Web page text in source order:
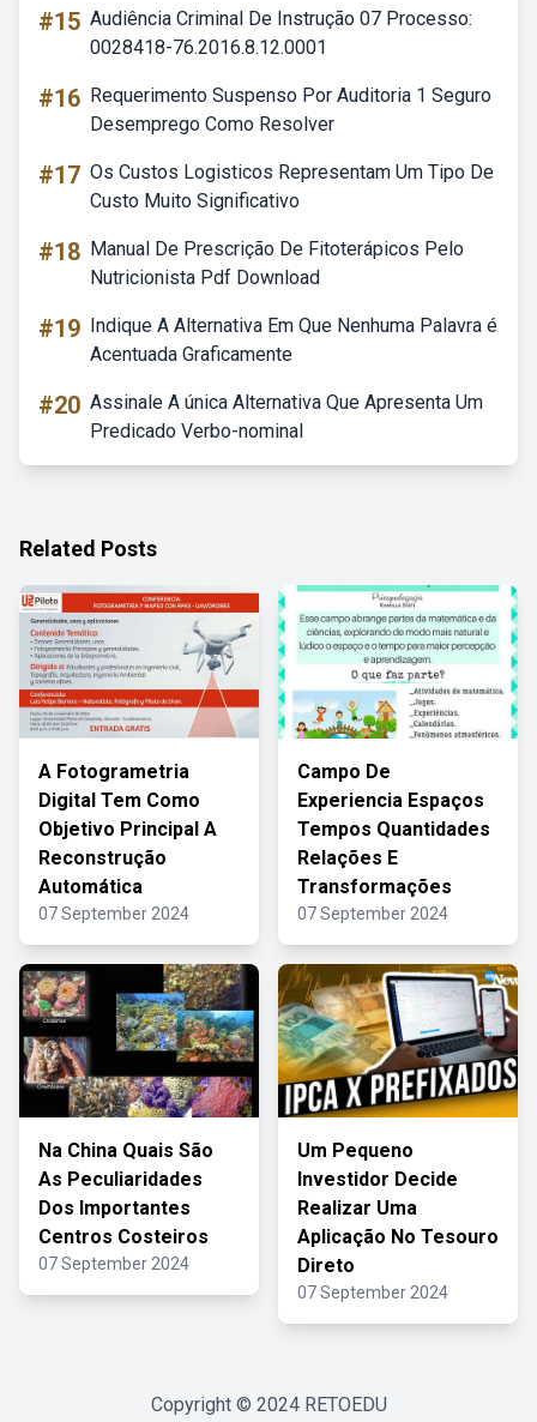
#15 Audiência Criminal De Instrução 07 Processo:
0028418-76.2016.8.12.0001
#16 Requerimento Suspenso Por Auditoria 1 Seguro
Desemprego Como Resolver
#17 Os Custos Logisticos Representam Um Tipo De
Custo Muito Significativo
#18 Manual De Prescrição De Fitoterápicos Pelo
Nutricionista Pdf Download
#19 Indique A Alternativa Em Que Nenhuma Palavra é
Acentuada Graficamente
#20 Assinale A única Alternativa Que Apresenta Um
Predicado Verbo-nominal
Related Posts
A Fotogrametria
Digital Tem Como
Objetivo Principal A
Reconstrução
Automática
07 September 2024
Campo De
Experiencia Espaços
Tempos Quantidades
Relações E
Transformações
07 September 2024
Na China Quais São
As Peculiaridades
Dos Importantes
Centros Costeiros
07 September 2024
Um Pequeno
Investidor Decide
Realizar Uma
Aplicação No Tesouro
Direto
07 September 2024
Copyright © 2024 RETOEDU